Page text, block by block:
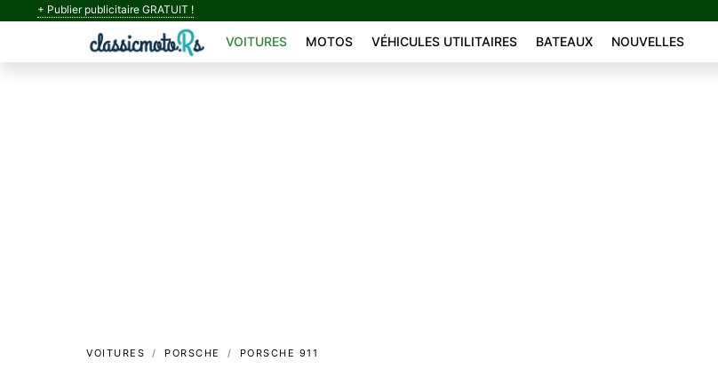
+ Publier publicitaire GRATUIT !
VOITURES MOTOS VÉHICULES UTILITAIRES BATEAUX NOUVELLES
VOITURES PORSCHE PORSCHE 911